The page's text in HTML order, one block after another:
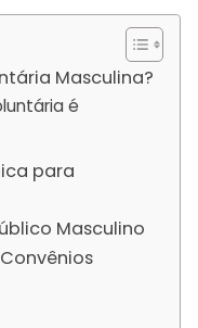
Masculina?
é
para
Masculino